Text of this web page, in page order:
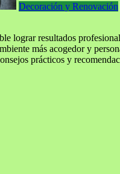
Decoración y Renovación
lograr resultados
más acogedor y
prácticos y